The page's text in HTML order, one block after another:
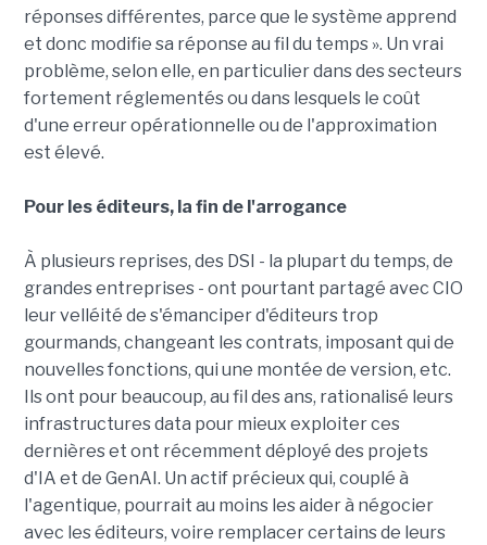
réponses différentes, parce que le système apprend
et donc modifie sa réponse au fil du temps ». Un vrai
problème, selon elle, en particulier dans des secteurs
fortement réglementés ou dans lesquels le coût
d'une erreur opérationnelle ou de l'approximation
est élevé.
Pour les éditeurs, la fin de l'arrogance
À plusieurs reprises, des DSI - la plupart du temps, de
grandes entreprises - ont pourtant partagé avec CIO
leur velléité de s'émanciper d'éditeurs trop
gourmands, changeant les contrats, imposant qui de
nouvelles fonctions, qui une montée de version, etc.
Ils ont pour beaucoup, au fil des ans, rationalisé leurs
infrastructures data pour mieux exploiter ces
dernières et ont récemment déployé des projets
d'IA et de GenAI. Un actif précieux qui, couplé à
l'agentique, pourrait au moins les aider à négocier
avec les éditeurs, voire remplacer certains de leurs